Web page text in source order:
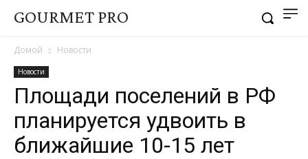
GOURMET PRO
Домой Новости
Новости
Площади поселений в РФ
планируется удвоить в
ближайшие 10-15 лет